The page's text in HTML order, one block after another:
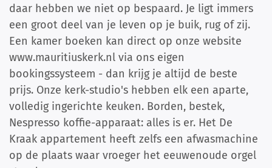
daar hebben we niet op bespaard. Je ligt immers
een groot deel van je leven op je buik, rug of zij.
Een kamer boeken kan direct op onze website
www.mauritiuskerk.nl via ons eigen
bookingssysteem - dan krijg je altijd de beste
prijs. Onze kerk-studio's hebben elk een aparte,
volledig ingerichte keuken. Borden, bestek,
Nespresso koffie-apparaat: alles is er. Het De
Kraak appartement heeft zelfs een afwasmachine
op de plaats waar vroeger het eeuwenoude orgel